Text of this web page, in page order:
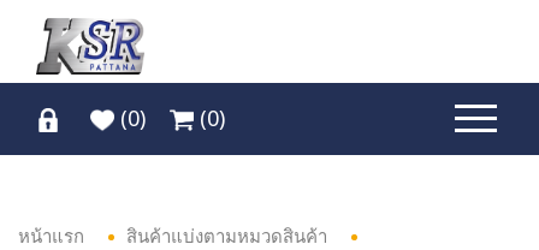
(0) (0)
หน้าแรก
สินค้าแบ่งตามหมวดสินค้า